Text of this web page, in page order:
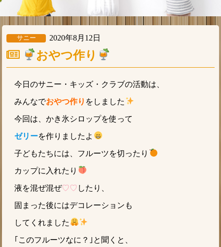
サニー 2020年8月12日
おやつ作り
今日のサニー・キッズ・クラブの活動は、
みんなでおやつ作り をしました
今回は、かき氷シロップを使って
ゼリーを作りましたよ
子どもたちには、フルーツを切ったり
カップに入れたり
液を混ぜ混ぜ♡♡ したり、
固まった後にはデコレーションも
してくれました
｢このフルーツなに？｣と聞くと、